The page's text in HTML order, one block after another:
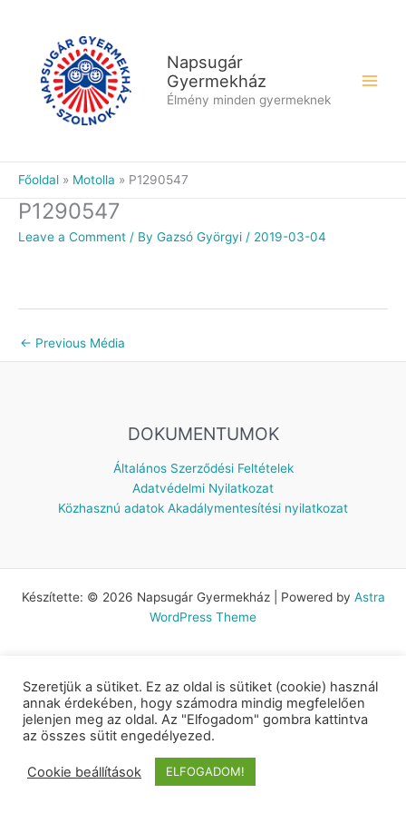
Napsugár
Gyermekház
Élmény minden gyermeknek
Főoldal Motolla P1290547
P1290547
Leave a Comment / By Gazsó Györgyi / 2019-03-04
← Previous Média
DOKUMENTUMOK
Általános Szerződési Feltételek
Adatvédelmi Nyilatkozat
Közhasznú adatok Akadálymentesítési nyilatkozat
Készítette: © 2026 Napsugár Gyermekház | Powered by Astra
WordPress Theme
Szeretjük a sütiket. Ez az oldal is sütiket (cookie) használ
annak érdekében, hogy számodra mindig megfelelően
jelenjen meg az oldal. Az "Elfogadom" gombra kattintva
az összes sütit engedélyezed.
Cookie beállítások ELFOGADOM!